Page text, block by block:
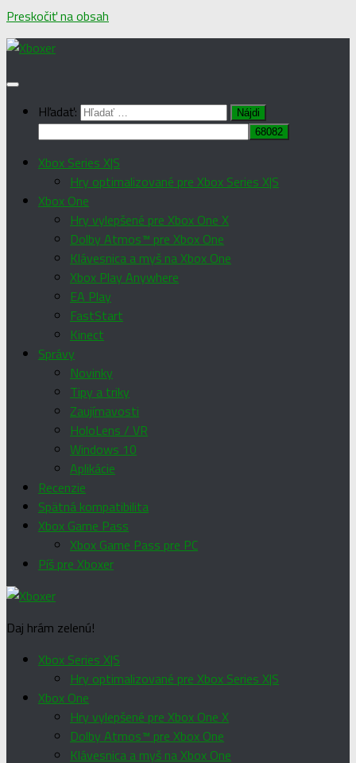
Preskočiť na obsah
Hľadať:
Xbox Series X|S
Hry optimalizované pre Xbox Series X|S
Xbox One
Hry vylepšené pre Xbox One X
Dolby Atmos™ pre Xbox One
Klávesnica a myš na Xbox One
Xbox Play Anywhere
EA Play
FastStart
Kinect
Správy
Novinky
Tipy a triky
Zaujímavosti
HoloLens / VR
Windows 10
Aplikácie
Recenzie
Spätná kompatibilita
Xbox Game Pass
Xbox Game Pass pre PC
Píš pre Xboxer
Daj hrám zelenú!
Xbox Series X|S
Hry optimalizované pre Xbox Series X|S
Xbox One
Hry vylepšené pre Xbox One X
Dolby Atmos™ pre Xbox One
Klávesnica a myš na Xbox One